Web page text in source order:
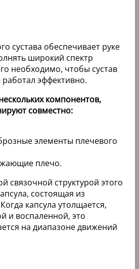
сустава обеспечивает руке
широкий спектр
необходимо, чтобы сустав
эффективно.
компонентов,
совместно:
элементы плечевого
плечо.
связочной структурой этого
состоящая из
капсула утолщается,
и воспаленной, это
на диапазоне движений